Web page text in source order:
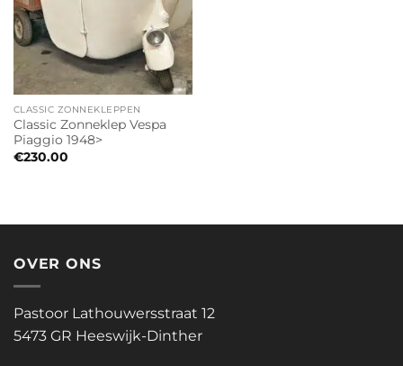
CLASSIC ZONNEKLEPPEN
Classic Zonneklep Vespa
Piaggio 1948>
€230.00
OVER ONS
Pastoor Lathouwersstraat 12
5473 GR Heeswijk-Dinther